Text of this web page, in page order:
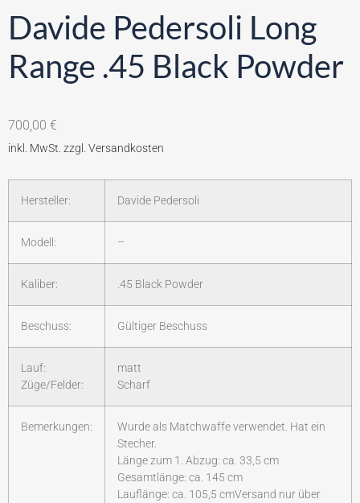
Davide Pedersoli Long
Range .45 Black Powder
700,00 €
Hersteller: Davide Pedersoli
Modell: –
Kaliber: .45 Black Powder
Beschuss: Gültiger Beschuss
Lauf:
Züge/Felder:
matt
Scharf
Bemerkungen:
Wurde als Matchwaffe verwendet. Hat ein
Stecher.
Länge zum 1. Abzug: ca. 33,5 cm
Gesamtlänge: ca. 145 cm
Lauflänge: ca. 105,5 cmVersand nur über